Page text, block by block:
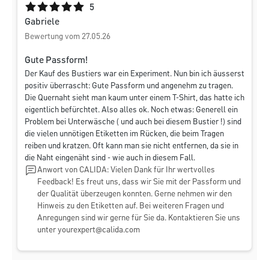
Durchschnittliche Bewertung von 5 von 5 Sternen
5
Gabriele
Bewertung vom 27.05.26
Gute Passform!
Der Kauf des Bustiers war ein Experiment. Nun bin ich äusserst
positiv überrascht: Gute Passform und angenehm zu tragen.
Die Quernaht sieht man kaum unter einem T-Shirt, das hatte ich
eigentlich befürchtet. Also alles ok. Noch etwas: Generell ein
Problem bei Unterwäsche ( und auch bei diesem Bustier !) sind
die vielen unnötigen Etiketten im Rücken, die beim Tragen
reiben und kratzen. Oft kann man sie nicht entfernen, da sie in
die Naht eingenäht sind - wie auch in diesem Fall.
Anwort von CALIDA: Vielen Dank für Ihr wertvolles
Feedback! Es freut uns, dass wir Sie mit der Passform und
der Qualität überzeugen konnten. Gerne nehmen wir den
Hinweis zu den Etiketten auf. Bei weiteren Fragen und
Anregungen sind wir gerne für Sie da. Kontaktieren Sie uns
unter yourexpert@calida.com